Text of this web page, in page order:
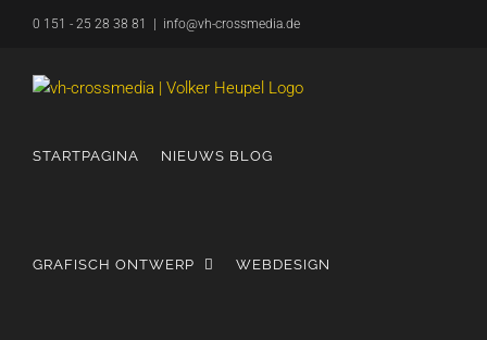
inhoud
0 151 - 25 28 38 81 info@vh-crossmedia.de
STARTPAGINA NIEUWS BLOG
GRAFISCH ONTWERP WEBDESIGN